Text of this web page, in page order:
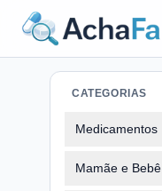
CATEGORIAS
Medicamentos
Mamãe e Bebê